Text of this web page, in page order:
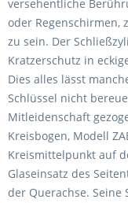
versehentliche
oder Regenschirmen,
zu sein. Der
Kratzerschutz in
Dies alles lässt
Schlüssel nicht
Mitleidenschaft
Kreisbogen, Modell
Kreismittelpunkt auf
Glaseinsatz des
der Querachse.